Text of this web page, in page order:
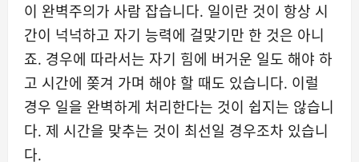
이 완벽주의가 사람 잡습니다. 일이란 것이 항상 시
간이 넉넉하고 자기 능력에 걸맞기만 한 것은 아니
죠. 경우에 따라서는 자기 힘에 버거운 일도 해야 하
고 시간에 쫒겨 가며 해야 할 때도 있습니다. 이럴
경우 일을 완벽하게 처리한다는 것이 쉽지는 않습니
다. 제 시간을 맞추는 것이 최선일 경우조차 있습니
다.